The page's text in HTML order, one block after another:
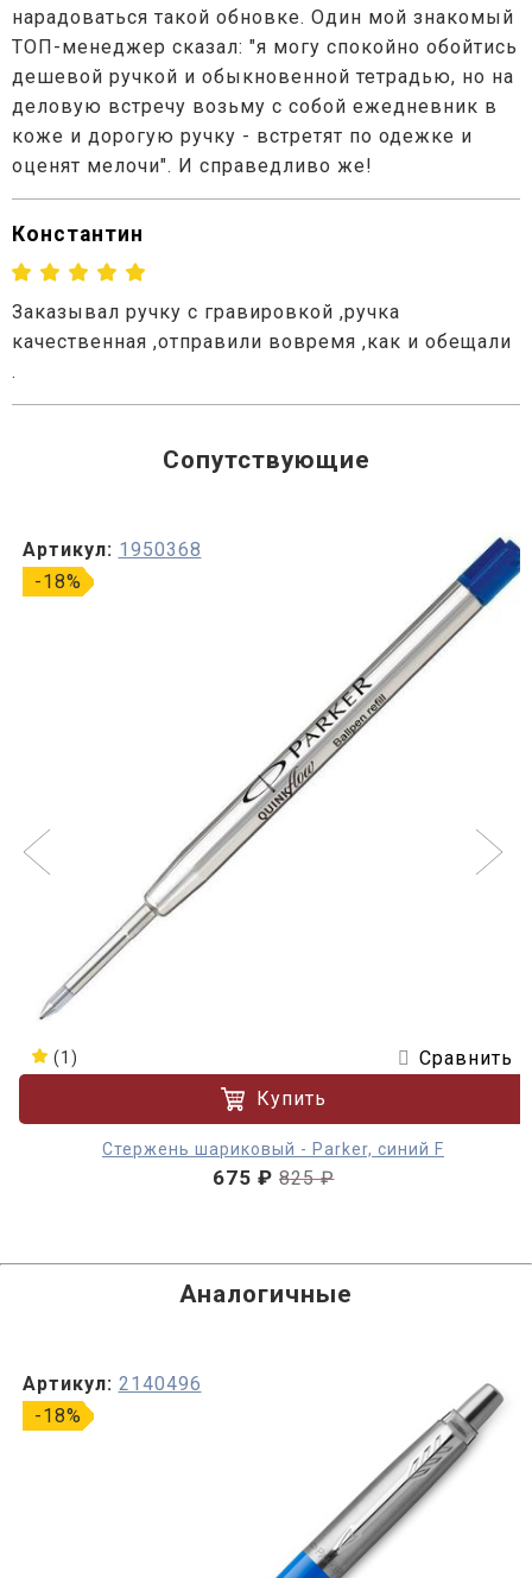
нарадоваться такой обновке. Один мой знакомый
ТОП-менеджер сказал: "я могу спокойно обойтись
дешевой ручкой и обыкновенной тетрадью, но на
деловую встречу возьму с собой ежедневник в
коже и дорогую ручку - встретят по одежке и
оценят мелочи". И справедливо же!
Константин
Заказывал ручку с гравировкой ,ручка
качественная ,отправили вовремя ,как и обещали
.
Сопутствующие
-18%
Артикул: 1950368
(1)
Сравнить
Купить
Стержень шариковый - Parker, синий F
675 ₽ 825 ₽
Аналогичные
-18%
Артикул: 2140496